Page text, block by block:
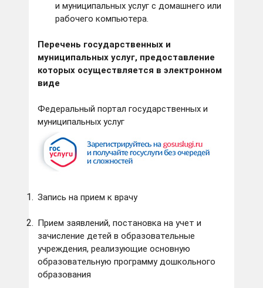
и муниципальных услуг с домашнего или
рабочего компьютера.
Перечень государственных и
муниципальных услуг, предоставление
которых осуществляется в электронном
виде
Федеральный портал государственных и
муниципальных услуг
Запись на прием к врачу
Прием заявлений, постановка на учет и
зачисление детей в образовательные
учреждения, реализующие основную
образовательную программу дошкольного
образования